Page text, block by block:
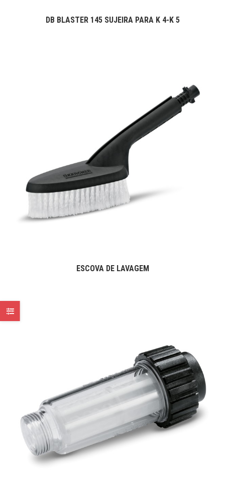
DB BLASTER 145 SUJEIRA PARA K 4-K 5
ESCOVA DE LAVAGEM